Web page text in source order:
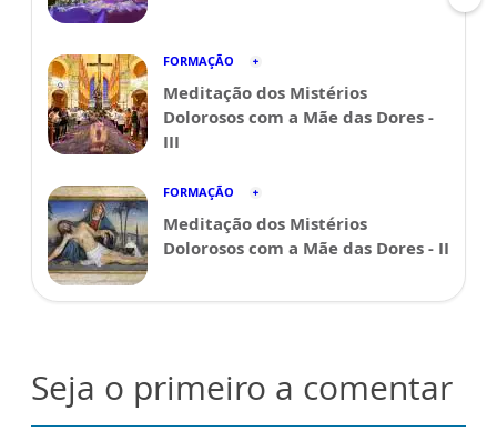
FORMAÇÃO
Meditação dos Mistérios
Dolorosos com a Mãe das Dores -
III
FORMAÇÃO
Meditação dos Mistérios
Dolorosos com a Mãe das Dores - II
Seja o primeiro a comentar